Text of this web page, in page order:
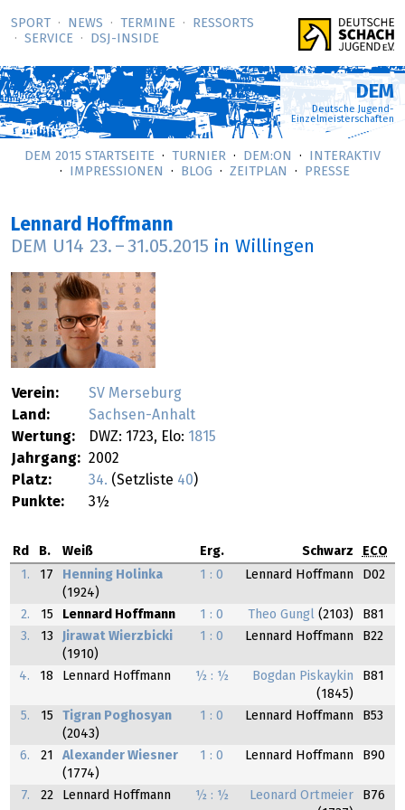
SPORT NEWS TERMINE
RESSORTS
SERVICE
DSJ-­INSIDE
DEM
Deutsche Jugend-
Einzelmeisterschaften
DEM 2015 STARTSEITE TURNIER DEM:ON
INTERAKTIV
IMPRESSIONEN
BLOG ZEITPLAN PRESSE
Lennard Hoffmann
DEM U14 23. – 31.05.2015 in Willingen
Verein:
SV Merseburg
Land:
Sachsen-Anhalt
Wertung:
DWZ: 1723, Elo: 1815
Jahrgang: 2002
Platz:
34. (Setzliste 40)
Punkte:
3½
Rd B. Weiß Erg. Schwarz
ECO
1.
17
Henning Holinka
(1924)
1 : 0 Lennard Hoffmann D02
2. 15 Lennard Hoffmann 1 : 0 Theo Gungl (2103)
B81
3.
13
Jirawat Wierzbicki
(1910)
1 : 0 Lennard Hoffmann B22
4. 18 Lennard Hoffmann ½ : ½
Bogdan Piskaykin
(1845)
B81
5. 15
Tigran Poghosyan
(2043)
1 : 0 Lennard Hoffmann B53
6. 21
Alexander Wiesner
(1774)
1 : 0 Lennard Hoffmann B90
7. 22 Lennard Hoffmann ½ : ½
Leonard Ortmeier
B76